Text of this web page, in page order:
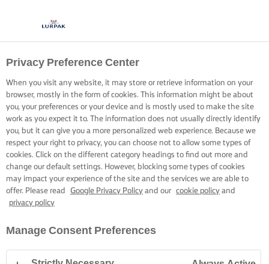
Privacy Preference Center
When you visit any website, it may store or retrieve information on your
browser, mostly in the form of cookies. This information might be about
you, your preferences or your device and is mostly used to make the site
work as you expect it to. The information does not usually directly identify
you, but it can give you a more personalized web experience. Because we
respect your right to privacy, you can choose not to allow some types of
cookies. Click on the different category headings to find out more and
change our default settings. However, blocking some types of cookies
may impact your experience of the site and the services we are able to
offer. Please read
Google Privacy Policy and our cookie policy and
privacy policy
Manage Consent Preferences